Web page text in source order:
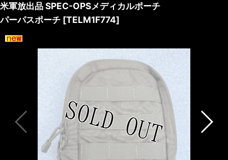
米軍放出品 SPEC-OPSメディカルポーチ
パーパスポーチ [TELM1F774]